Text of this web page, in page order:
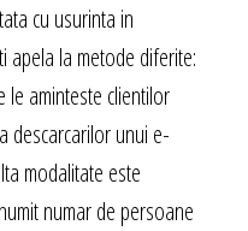
cu usurinta in
apela la metode diferite:
le aminteste clientilor
descarcarilor unui e-
modalitate este
numar de persoane